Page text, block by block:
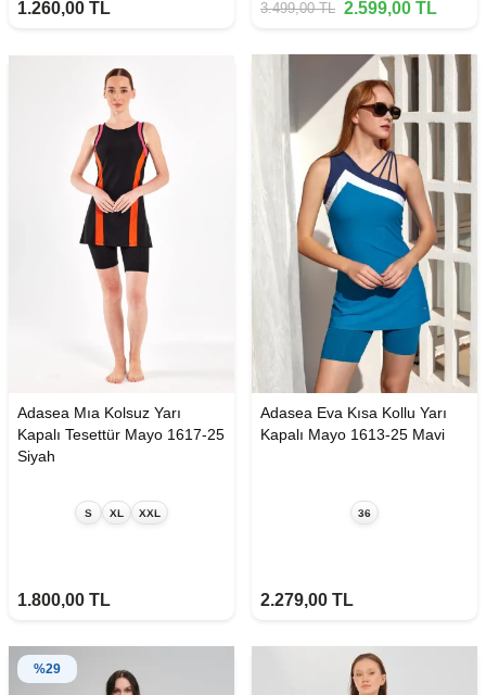
1.260,00 TL 3.499,00TL 2.599,00 TL
Adasea Mıa Kolsuz Yarı
Kapalı Tesettür Mayo 1617-25
Siyah
S XL XXL
1.800,00 TL
Adasea Eva Kısa Kollu Yarı
Kapalı Mayo 1613-25 Mavi
36
2.279,00 TL
%29